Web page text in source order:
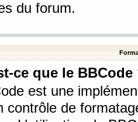
du forum.
ce que le BBCode
est une
contrôle de